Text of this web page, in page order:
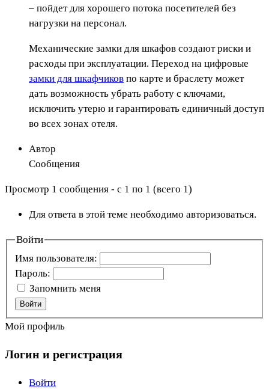
– пойдет для хорошего потока посетителей без
нагрузки на персонал.
Механические замки для шкафов создают риски и
расходы при эксплуатации. Переход на цифровые
замки для шкафчиков по карте и браслету может
дать возможность убрать работу с ключами,
исключить утерю и гарантировать единичный доступ
во всех зонах отеля.
Автор
Сообщения
Просмотр 1 сообщения - с 1 по 1 (всего 1)
Для ответа в этой теме необходимо авторизоваться.
Войти
Имя пользователя:
Пароль:
Запомнить меня
Войти
Мой профиль
Логин и регистрация
Войти